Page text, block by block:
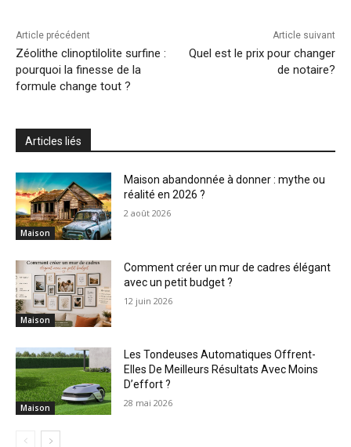
Article précédent
Zéolithe clinoptilolite surfine :
pourquoi la finesse de la
formule change tout ?
Article suivant
Quel est le prix pour changer
de notaire?
Articles liés
Maison
Maison abandonnée à donner : mythe ou
réalité en 2026 ?
2 août 2026
Maison
Comment créer un mur de cadres élégant
avec un petit budget ?
12 juin 2026
Maison
Les Tondeuses Automatiques Offrent-
Elles De Meilleurs Résultats Avec Moins
D’effort ?
28 mai 2026